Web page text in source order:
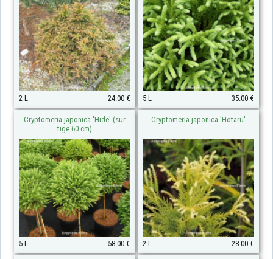
2 L 24.00 € 5 L 35.00 €
Cryptomeria japonica 'Hide' (sur
tige 60 cm)
5 L 58.00 €
Cryptomeria japonica 'Hotaru'
2 L 28.00 €